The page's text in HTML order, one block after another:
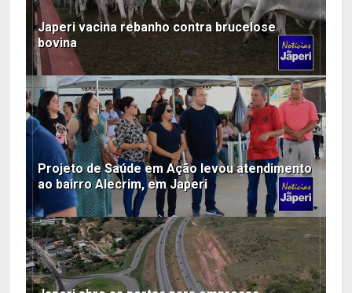
Japeri vacina rebanho contra brucelose
bovina
Projeto de Saúde em Ação levou atendimento
ao bairro Alecrim, em Japeri